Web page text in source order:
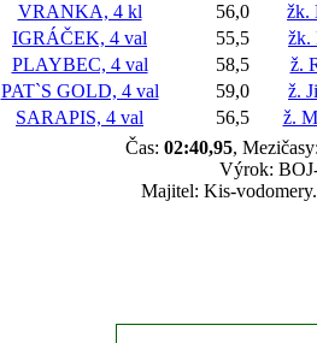
VRANKA, 4 kl 56,0
žk.
IGRÁČEK, 4 val 55,5
žk.
PLAYBEC, 4 val 58,5
ž.
PAT`S GOLD, 4 val 59,0
ž.
SARAPIS, 4 val 56,5
ž.
Čas: 02:40,95,
Výrok:
Majitel: Kis-